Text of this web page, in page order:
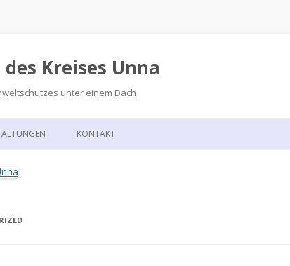
Kreises Unna
unter einem Dach
Zum
KONTAKT